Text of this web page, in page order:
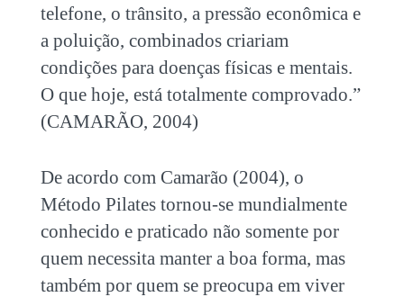
telefone, o trânsito, a pressão econômica e
a poluição, combinados criariam
condições para doenças físicas e mentais.
O que hoje, está totalmente comprovado.”
(CAMARÃO, 2004)
De acordo com Camarão (2004), o
Método Pilates tornou-se mundialmente
conhecido e praticado não somente por
quem necessita manter a boa forma, mas
também por quem se preocupa em viver